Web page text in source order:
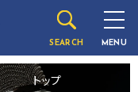
SEARCH MENU
トップ